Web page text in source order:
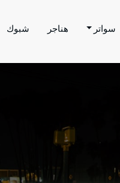
من الاعمال في جميع
سواتر هناجر شبوك